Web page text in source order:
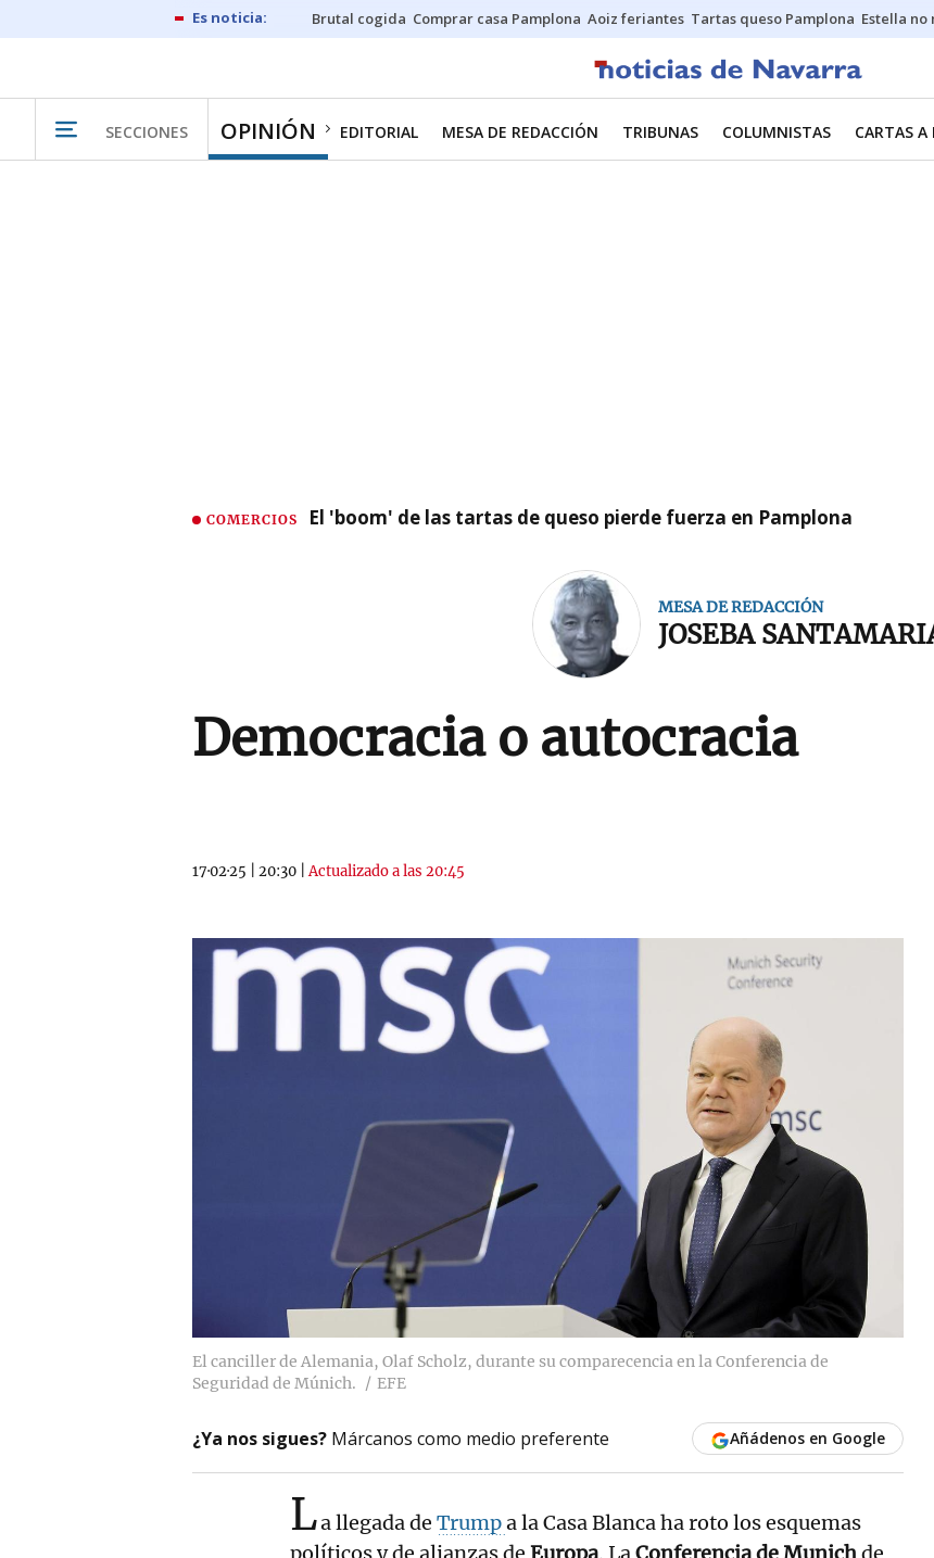
Brutal cogida Comprar casa Pamplona Aoiz feriantes Tartas queso Pamplona Estella no
SECCIONES OPINIÓN EDITORIAL MESA DE REDACCIÓN TRIBUNAS COLUMNISTAS CARTAS A
COMERCIOS El 'boom' de las tartas de queso pierde fuerza en Pamplona
MESA DE REDACCIÓN
JOSEBA
Democracia o autocracia
17·02·25 20:30 |Actualizado a las 20:45
El canciller de Alemania, Olaf Scholz, durante su comparecencia en la Conferencia de
Seguridad de Múnich.
EFE
¿Ya nos sigues? Márcanos como medio preferente Añádenos en Google
La llegada de Trumpa la Casa Blanca ha roto los esquemas
políticos y de alianzas de Europa. LaConferencia de Munichde